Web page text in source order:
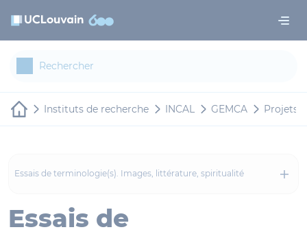
Instituts de recherche INCAL GEMCA Projets
Essais de terminologie(s). Images, littérature, spiritualité
Essais de